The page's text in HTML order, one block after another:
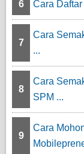
6 Cara
7
Cara
...
8
Cara
SPM ...
9
Cara